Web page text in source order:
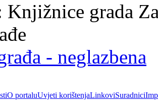
Knjižnice grada
- neglazbena
O portaluUvjeti korištenjaLinkoviSuradnici